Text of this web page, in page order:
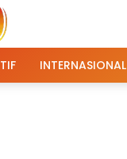
INTERNASIONAL